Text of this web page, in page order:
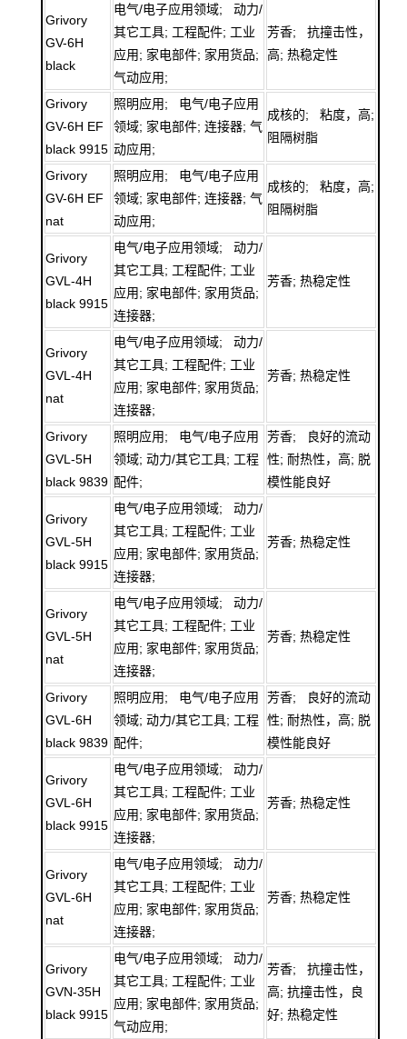
Grivory
GV-6H
black
电气/电子应用领域; 动力/
其它工具; 工程配件; 工业
应用; 家电部件; 家用货品;
气动应用;
芳香; 抗撞击性，
高; 热稳定性
Grivory
GV-6H EF
black 9915
照明应用; 电气/电子应用
领域; 家电部件; 连接器; 气
动应用;
成核的; 粘度，高;
阻隔树脂
Grivory
GV-6H EF
nat
照明应用; 电气/电子应用
领域; 家电部件; 连接器; 气
动应用;
成核的; 粘度，高;
阻隔树脂
Grivory
GVL-4H
black 9915
电气/电子应用领域; 动力/
其它工具; 工程配件; 工业
应用; 家电部件; 家用货品;
连接器;
芳香; 热稳定性
Grivory
GVL-4H
nat
电气/电子应用领域; 动力/
其它工具; 工程配件; 工业
应用; 家电部件; 家用货品;
连接器;
芳香; 热稳定性
Grivory
GVL-5H
black 9839
照明应用; 电气/电子应用
领域; 动力/其它工具; 工程
配件;
芳香; 良好的流动
性; 耐热性，高; 脱
模性能良好
Grivory
GVL-5H
black 9915
电气/电子应用领域; 动力/
其它工具; 工程配件; 工业
应用; 家电部件; 家用货品;
连接器;
芳香; 热稳定性
Grivory
GVL-5H
nat
电气/电子应用领域; 动力/
其它工具; 工程配件; 工业
应用; 家电部件; 家用货品;
连接器;
芳香; 热稳定性
Grivory
GVL-6H
black 9839
照明应用; 电气/电子应用
领域; 动力/其它工具; 工程
配件;
芳香; 良好的流动
性; 耐热性，高; 脱
模性能良好
Grivory
GVL-6H
black 9915
电气/电子应用领域; 动力/
其它工具; 工程配件; 工业
应用; 家电部件; 家用货品;
连接器;
芳香; 热稳定性
Grivory
GVL-6H
nat
电气/电子应用领域; 动力/
其它工具; 工程配件; 工业
应用; 家电部件; 家用货品;
连接器;
芳香; 热稳定性
Grivory
GVN-35H
black 9915
电气/电子应用领域; 动力/
其它工具; 工程配件; 工业
应用; 家电部件; 家用货品;
气动应用;
芳香; 抗撞击性，
高; 抗撞击性，良
好; 热稳定性